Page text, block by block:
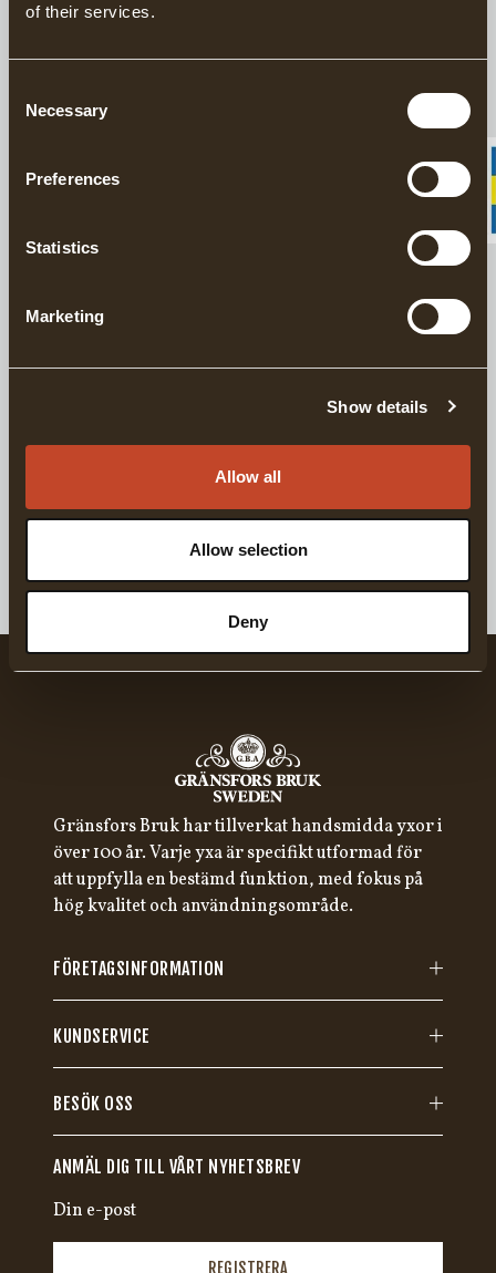
of their services.
Selection
Necessary
Preferences
Statistics
Marketing
Show details
Allow all
Allow selection
Deny
20 års garanti på yxor
campingyxa. Yxan har samma huvud som Kubben men med ett
längre skaft. Det längre skaftet ger yxan större kraft vid
Matchande produkter
För vardag & friluftsliv Keps för
Gränsfors Bruk har tillverkat handsmidda yxor i
över 100 år. Varje yxa är specifikt utformad för
att uppfylla en bestämd funktion, med fokus på
hög kvalitet och användningsområde.
FÖRETAGSINFORMATION
KUNDSERVICE
BESÖK OSS
ANMÄL DIG TILL VÅRT NYHETSBREV
REGISTRERA